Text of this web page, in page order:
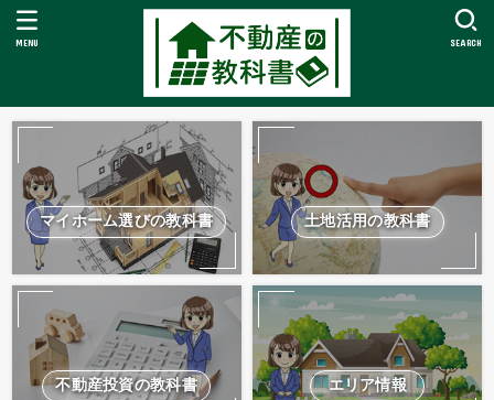
SEARCH
MENU
マイホーム選びの教科書 土地活用の教科書
不動産投資の教科書 エリア情報